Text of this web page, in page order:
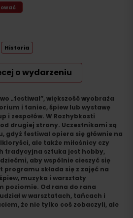
„festiwal”, większość wyobraża
i taniec, śpiew lub wystawę
i zespołów. W Rozhybkosti
drugiej strony. Uczestnikami są
gdyż festiwal opiera się głównie na
ale także miłośnicy czy
tradycyjna sztuka jest hobby,
aby wspólnie cieszyć się
składa się z zajęć na
muzyka i warsztaty
poziomie. Od rana do rana
w warsztatach, tańcach i
że nie tylko coś zobaczyli, ale
Historia
o wydarzeniu